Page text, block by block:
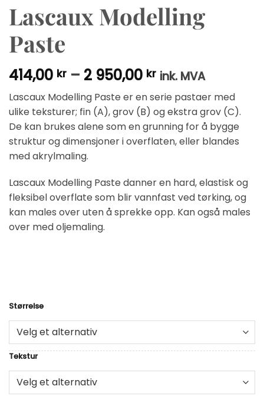
Lascaux Modelling
Paste
414,00 kr – 2 950,00 krPrisområde:
414,00 kr
til
2
950,00 kr
ink. MVA
Lascaux Modelling Paste er en serie pastaer med
ulike teksturer; fin (A), grov (B) og ekstra grov (C).
De kan brukes alene som en grunning for å bygge
struktur og dimensjoner i overflaten, eller blandes
med akrylmaling.
Lascaux Modelling Paste danner en hard, elastisk og
fleksibel overflate som blir vannfast ved tørking, og
kan males over uten å sprekke opp. Kan også males
over med oljemaling.
Størrelse
Tekstur
Alternative: